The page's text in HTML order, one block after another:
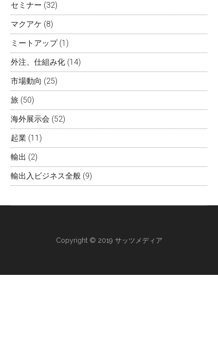
セミナー (32)
マクアケ (8)
ミートアップ(1)
外注、仕組み化 (14)
市場動向 (25)
旅 (50)
海外展示会 (52)
起業 (11)
輸出 (2)
輸出入ビジネス全般 (9)
Copyright © 2019 サッツメディア